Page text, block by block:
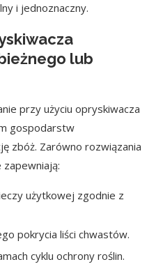
i jednoznaczny.
lub
przy użyciu opryskiwacza
gospodarstw
zbóż. Zarówno rozwiązania
zapewniają:
użytkowej zgodnie z
pokrycia liści chwastów.
cyklu ochrony roślin.